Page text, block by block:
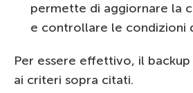
permette di aggiornare la
e controllare le condizioni
Per essere effettivo, il
ai criteri sopra citati.